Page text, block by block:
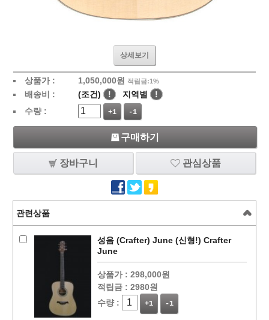
상세보기
상품가 : 1,050,000원 적립금:1%
배송비 : (조건) ! 지역별
!
수량 :
+1 -1
구매하기
장바구니 관심상품
관련상품
성음 (Crafter) June (신형!) Crafter
June
상품가 : 298,000원
적립금 : 2980원
수량 :
+1 -1